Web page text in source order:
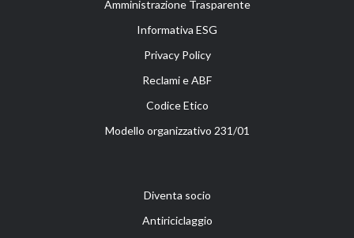
Amministrazione Trasparente
Informativa ESG
Privacy Policy
Reclami e ABF
Codice Etico
Modello organizzativo 231/01
Diventa socio
Antiriciclaggio